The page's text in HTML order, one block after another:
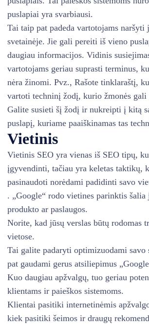
puslapiai yra svarbiausi.
Tai taip pat padeda vartotojams naršyti
svetainėje. Jie gali pereiti iš vieno
daugiau informacijos. Vidinis
vartotojams geriau suprasti terminus,
nėra žinomi. Pvz., Rašote tinklaraštį,
vartoti techninį žodį, kurio žmonės gali
Galite susieti šį žodį ir nukreipti į kitą
puslapį, kuriame paaiškinamas tas
Vietinis
Vietinis SEO yra vienas iš SEO tipų,
įgyvendinti, tačiau yra keletas taktikų,
pasinaudoti norėdami padidinti savo
. „Google“ rodo vietines parinktis šalia
produkto ar paslaugos.
Norite, kad jūsų verslas būtų rodomas
vietose.
Tai galite padaryti optimizuodami savo
pat gaudami gerus atsiliepimus
Kuo daugiau apžvalgų, tuo geriau
klientams ir paieškos sistemoms.
Klientai pasitiki internetinėmis
kiek pasitiki šeimos ir draugų